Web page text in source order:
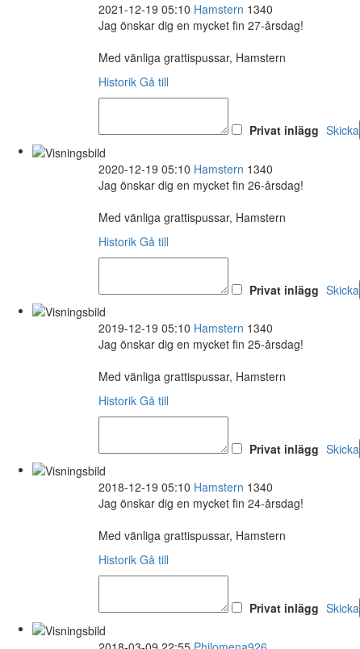
2021-12-19 05:10 Hamstern 1340
Jag önskar dig en mycket fin 27-årsdag!
Med vänliga grattispussar, Hamstern
Historik Gå till
Privat inlägg Skicka
2020-12-19 05:10 Hamstern 1340
Jag önskar dig en mycket fin 26-årsdag!
Med vänliga grattispussar, Hamstern
Historik Gå till
Privat inlägg Skicka
2019-12-19 05:10 Hamstern 1340
Jag önskar dig en mycket fin 25-årsdag!
Med vänliga grattispussar, Hamstern
Historik Gå till
Privat inlägg Skicka
2018-12-19 05:10 Hamstern 1340
Jag önskar dig en mycket fin 24-årsdag!
Med vänliga grattispussar, Hamstern
Historik Gå till
Privat inlägg Skicka